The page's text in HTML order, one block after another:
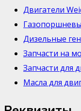
Двигатели
Дизельные
Запчасти на
Запчасти для
Масла для